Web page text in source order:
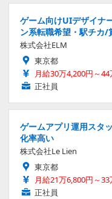
ゲーム向けUIデザイナ
ン系転職希望・駅チカ/
株式会社ELM
東京都
月給30万4,200円～44
正社員
ゲームアプリ運用スタ
化率高い
株式会社Le Lien
東京都
月給21万6,800円～33
正社員